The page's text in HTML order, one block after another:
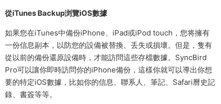
從iTunes Backup浏覽iOS數據
如果您在iTunes中備份iPhone、iPad或iPod touch，您将擁有
一份信息副本，以防您的設備被替換、丢失或損壞。但是，隻有
從以前的備份還原設備時，才能訪問這些存檔數據。SyncBird
Pro可以讓你即時訪問你的iPhone備份，這樣你就可以導出你想
要的特定iOS數據，比如你的信息、聯系人、筆記、Safari曆史記
錄、書簽等等。